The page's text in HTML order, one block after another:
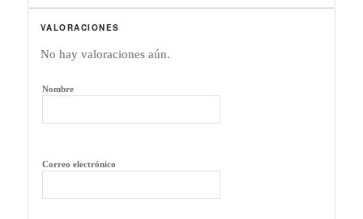
VALORACIONES
No hay valoraciones aún.
Nombre
Correo electrónico